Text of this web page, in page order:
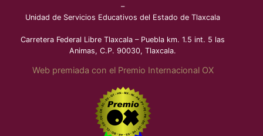
–
Unidad de Servicios Educativos del Estado de Tlaxcala
Carretera Federal Libre Tlaxcala – Puebla km. 1.5 int. 5 las
Animas, C.P. 90030, Tlaxcala.
Web premiada con el Premio Internacional OX